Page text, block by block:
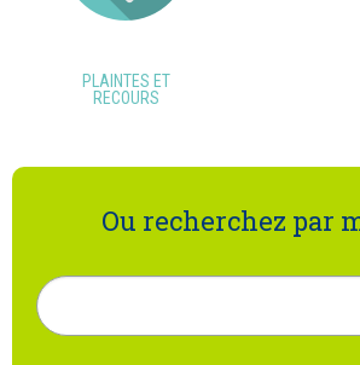
PLAINTES ET
RECOURS
Ou recherchez par
Rechercher